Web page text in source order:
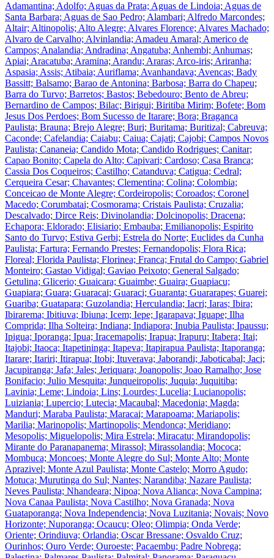
Adamantina; Adolfo; Aguas da Prata; Aguas de Lindoia; Aguas de
Santa Barbara; Aguas de Sao Pedro; Alambari; Alfredo Marcondes;
Altair; Altinopolis; Alto Alegre; Alvares Florence; Alvares Machado;
Alvaro de Carvalho; Alvinlandia; Amadeu Amaral; Americo de
Campos; Analandia; Andradina; Angatuba; Anhembi; Anhumas;
Apiai; Aracatuba; Aramina; Arandu; Araras; Arco-iris; Ariranha;
Aspasia; Assis; Atibaia; Auriflama; Avanhandava; Avencas; Bady
Bassitt; Balsamo; Barao de Antonina; Barbosa; Barra do Chapeu;
Barra do Turvo; Barretos; Bastos; Bebedouro; Bento de Abreu;
Bernardino de Campos; Bilac; Birigui; Biritiba Mirim; Bofete; Bom
Jesus Dos Perdoes; Bom Sucesso de Itarare; Bora; Braganca
Paulista; Brauna; Brejo Alegre; Buri; Buritama; Buritizal; Cabreuva;
Caconde; Cafelandia; Caiabu; Caiua; Cajati; Cajobi; Campos Novos
Paulista; Cananeia; Candido Mota; Candido Rodrigues; Canitar;
Capao Bonito; Capela do Alto; Capivari; Cardoso; Casa Branca;
Cassia Dos Coqueiros; Castilho; Catanduva; Catigua; Cedral;
Cerqueira Cesar; Chavantes; Clementina; Colina; Colombia;
Conceicao de Monte Alegre; Cordeiropolis; Coroados; Coronel
Macedo; Corumbatai; Cosmorama; Cristais Paulista; Cruzalia;
Descalvado; Dirce Reis; Divinolandia; Dolcinopolis; Dracena;
Echapora; Eldorado; Elisiario; Embauba; Emilianopolis; Espirito
Santo do Turvo; Estiva Gerbi; Estrela do Norte; Euclides da Cunha
Paulista; Fartura; Fernando Prestes; Fernandopolis; Flora Rica;
Floreal; Florida Paulista; Florinea; Franca; Frutal do Campo; Gabriel
Monteiro; Gastao Vidigal; Gaviao Peixoto; General Salgado;
Getulina; Glicerio; Guaicara; Guaimbe; Guaira; Guapiacu;
Guapiara; Guara; Guaracai; Guaraci; Guaranta; Guararapes; Guarei;
Guariba; Guatapara; Guzolandia; Herculandia; Iacri; Iaras; Ibira;
Ibirarema; Ibitiuva; Ibiuna; Icem; Iepe; Igarapava; Iguape; Ilha
Comprida; Ilha Solteira; Indiana; Indiapora; Inubia Paulista; Ipaussu;
Ipigua; Iporanga; Ipua; Iracemapolis; Irapua; Irapuru; Itabera; Itai;
Itajobi; Itaoca; Itapetininga; Itapeva; Itapirapua Paulista; Itaporanga;
Itarare; Itariri; Itirapua; Itobi; Ituverava; Jaborandi; Jaboticabal; Jaci;
Jacupiranga; Jafa; Jales; Jeriquara; Joanopolis; Joao Ramalho; Jose
Bonifacio; Julio Mesquita; Junqueiropolis; Juquia; Juquitiba;
Lavinia; Leme; Lindoia; Lins; Lourdes; Lucelia; Lucianopolis;
Luiziania; Lupercio; Lutecia; Macaubal; Macedonia; Magda;
Manduri; Maraba Paulista; Maracai; Marapoama; Mariapolis;
Marilia; Marinopolis; Martinopolis; Mendonca; Meridiano;
Mesopolis; Miguelopolis; Mira Estrela; Miracatu; Mirandopolis;
Mirante do Paranapanema; Mirassol; Mirassolandia; Mococa;
Mombuca; Moncoes; Monte Alegre do Sul; Monte Alto; Monte
Aprazivel; Monte Azul Paulista; Monte Castelo; Morro Agudo;
Motuca; Murutinga do Sul; Nantes; Narandiba; Nazare Paulista;
Neves Paulista; Nhandeara; Nipoa; Nova Alianca; Nova Campina;
Nova Canaa Paulista; Nova Castilho; Nova Granada; Nova
Guataporanga; Nova Independencia; Nova Luzitania; Novais; Novo
Horizonte; Nuporanga; Ocaucu; Oleo; Olimpia; Onda Verde;
Oriente; Orindiuva; Orlandia; Oscar Bressane; Osvaldo Cruz;
Ourinhos; Ouro Verde; Ouroeste; Pacaembu; Padre Nobrega;